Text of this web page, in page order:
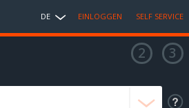
DE EINLOGGEN SELF SERVICE